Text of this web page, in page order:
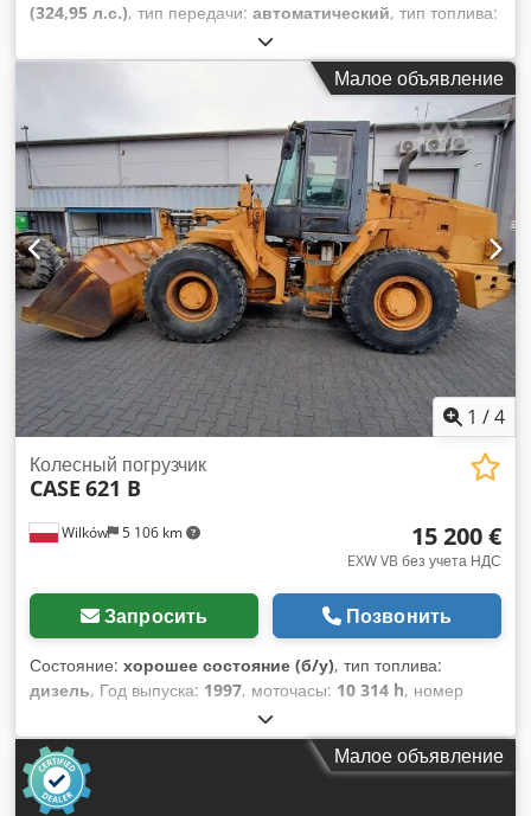
(324,95 л.с.), тип передачи: автоматический, тип топлива:
, первая регистрация:
выпуска:2013, Оборудование:кондиционер,
Малое объявление
1 /4
Wilków 5 106 km
Колесный погрузчик
CASE 621 B
15 200 €
EXW VB без учета НДС
Запросить Позвонить
Состояние: хорошее состояние (б/у), тип топлива:
дизель, Год выпуска: 1997, моточасы: 10 314 h, номер
машины/транспортного средства:
CASE 621 B № JEE0055599 1997 93кВт Dodpfxevxh R Ae
Amfock 10314h
Малое объявление